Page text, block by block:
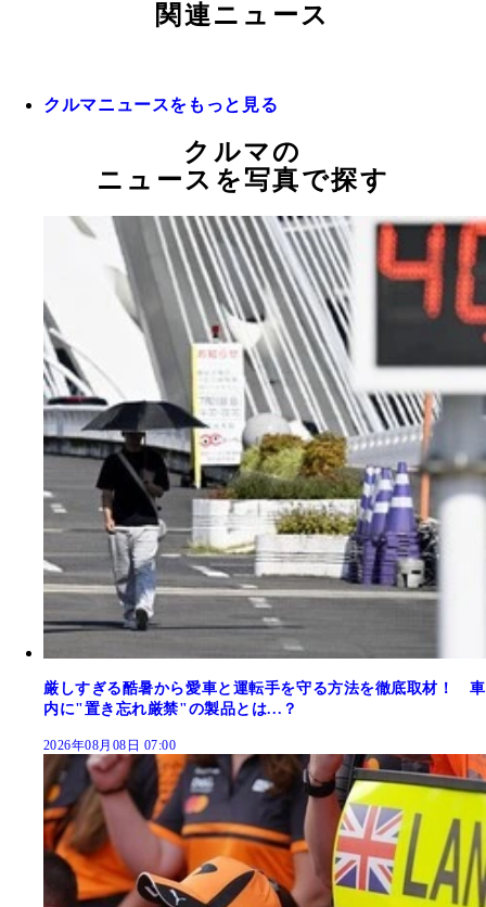
関連ニュース
クルマニュースをもっと見る
クルマの
ニュースを写真で探す
厳しすぎる酷暑から愛車と運転手を守る方法を徹底取材！ 車
内に"置き忘れ厳禁"の製品とは...？
2026年08月08日 07:00